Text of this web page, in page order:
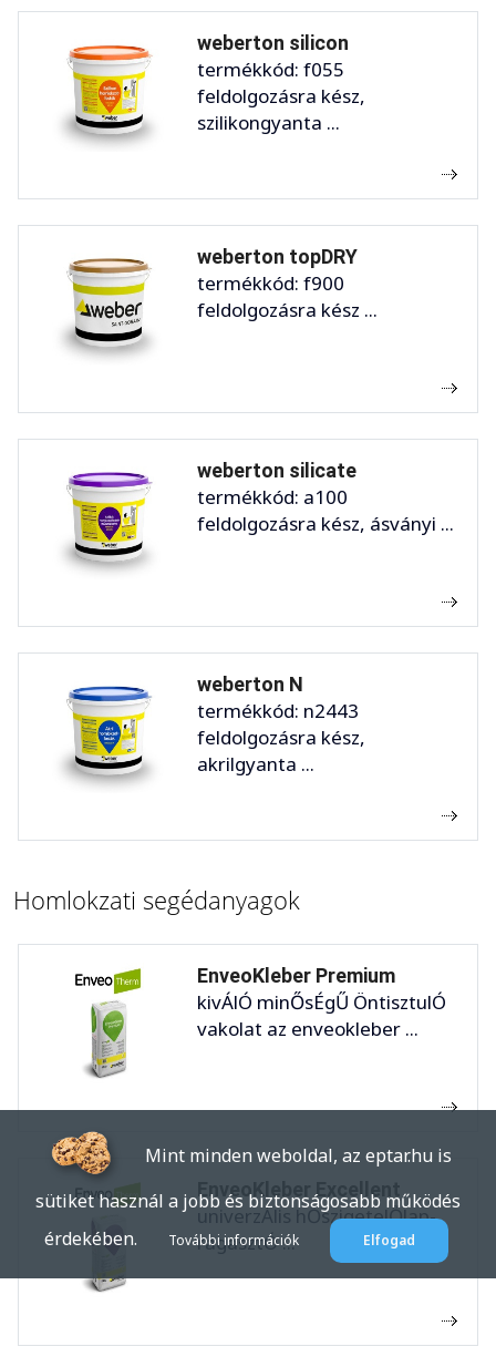
weberton silicon
termékkód: f055
feldolgozásra kész,
szilikongyanta ...
weberton topDRY
termékkód: f900
feldolgozásra kész ...
weberton silicate
termékkód: a100
feldolgozásra kész, ásványi ...
weberton N
termékkód: n2443
feldolgozásra kész,
akrilgyanta ...
Homlokzati segédanyagok
EnveoKleber Premium
kivÁlÓ minŐsÉgŰ ÖntisztulÓ
vakolat az enveokleber ...
EnveoKleber Excellent
univerzÁlis hŐszigetelŐlap-
ragasztÓ ...
Mint minden weboldal, az eptar.hu is
sütiket használ a jobb és biztonságosabb működés
érdekében.
További információk Elfogad